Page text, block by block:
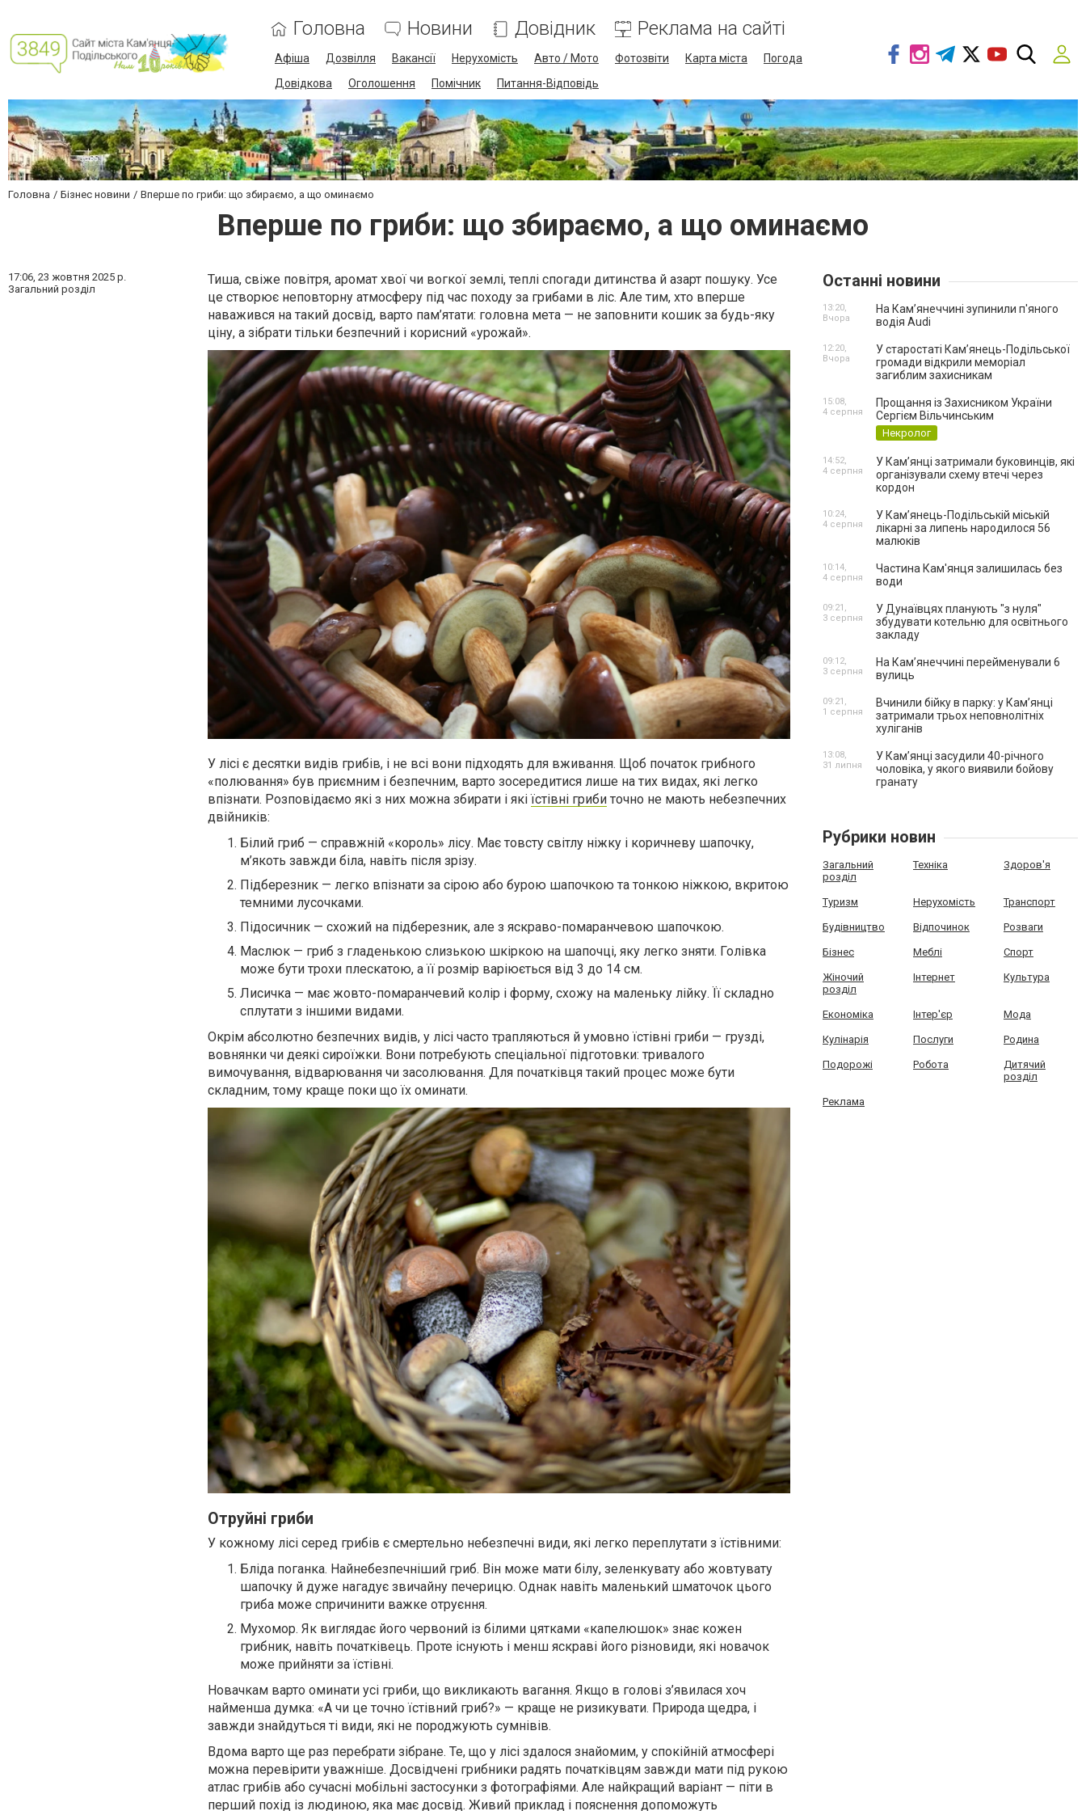
Головна Новини Довідник Реклама на сайті
Афіша Дозвілля Вакансії Нерухомість Авто / Мото Фотозвіти Карта міста
Погода
Довідкова
Оголошення Помічник Питання-Відповідь
Головна Бізнес новини Вперше по гриби: що збираємо, а що оминаємо
Вперше по гриби: що збираємо, а що оминаємо
17:06, 23 жовтня 2025 р.
Загальний розділ
Тиша, свіже повітря, аромат хвої чи вогкої землі, теплі спогади дитинства й азарт пошуку. Усе
це створює неповторну атмосферу під час походу за грибами в ліс. Але тим, хто вперше
наважився на такий досвід, варто пам’ятати: головна мета — не заповнити кошик за будь-яку
ціну, а зібрати тільки безпечний і корисний «урожай».
У лісі є десятки видів грибів, і не всі вони підходять для вживання. Щоб початок грибного
«полювання» був приємним і безпечним, варто зосередитися лише на тих видах, які легко
впізнати. Розповідаємо які з них можна збирати і якіїстівні гриби точно не мають небезпечних
двійників:
Білий гриб — справжній «король» лісу. Має товсту світлу ніжку і коричневу шапочку,
м’якоть завжди біла, навіть після зрізу.
Підберезник — легко впізнати за сірою або бурою шапочкою та тонкою ніжкою, вкритою
темними лусочками.
Підосичник — схожий на підберезник, але з яскраво-помаранчевою шапочкою.
Маслюк — гриб з гладенькою слизькою шкіркою на шапочці, яку легко зняти. Голівка
може бути трохи плескатою, а її розмір варіюється від 3 до 14 см.
Лисичка — має жовто-помаранчевий колір і форму, схожу на маленьку лійку. Її складно
сплутати з іншими видами.
Окрім абсолютно безпечних видів, у лісі часто трапляються й умовно їстівні гриби — грузді,
вовнянки чи деякі сироїжки. Вони потребують спеціальної підготовки: тривалого
вимочування, відварювання чи засолювання. Для початківця такий процес може бути
складним, тому краще поки що їх оминати.
Отруйні гриби
У кожному лісі серед грибів є смертельно небезпечні види, які легко переплутати з їстівними:
Бліда поганка. Найнебезпечніший гриб. Він може мати білу, зеленкувату або жовтувату
шапочку й дуже нагадує звичайну печерицю. Однак навіть маленький шматочок цього
гриба може спричинити важке отруєння.
Мухомор. Як виглядає його червоний із білими цятками «капелюшок» знає кожен
грибник, навіть початківець. Проте існують і менш яскраві його різновиди, які новачок
може прийняти за їстівні.
Новачкам варто оминати усі гриби, що викликають вагання. Якщо в голові з’явилася хоч
найменша думка: «А чи це точно їстівний гриб?» — краще не ризикувати. Природа щедра, і
завжди знайдуться ті види, які не породжують сумнівів.
Вдома варто ще раз перебрати зібране. Те, що у лісі здалося знайомим, у спокійній атмосфері
можна перевірити уважніше. Досвідчені грибники радять початківцям завжди мати під рукою
атлас грибів або сучасні мобільні застосунки з фотографіями. Але найкращий варіант — піти в
перший похід із людиною, яка має досвід. Живий приклад і пояснення допоможуть
Останні новини
На Камʼянеччині зупинили п'яного
водія Audi
13:20,
Вчора
У старостаті Кам’янець-Подільської
громади відкрили меморіал
загиблим захисникам
12:20,
Вчора
Прощання із Захисником України
Сергієм Вільчинським
Некролог
15:08,
4 серпня
У Кам’янці затримали буковинців, які
організували схему втечі через
кордон
14:52,
4 серпня
У Кам’янець-Подільській міській
лікарні за липень народилося 56
малюків
10:24,
4 серпня
Частина Кам'янця залишилась без
води
10:14,
4 серпня
У Дунаївцях планують "з нуля"
збудувати котельню для освітнього
закладу
09:21,
3 серпня
На Камʼянеччині перейменували 6
вулиць
09:12,
3 серпня
Вчинили бійку в парку: у Кам’янці
затримали трьох неповнолітніх
хуліганів
09:21,
1 серпня
У Камʼянці засудили 40-річного
чоловіка, у якого виявили бойову
гранату
13:08,
31 липня
Рубрики новин
Загальний
розділ
Техніка Здоров'я
Туризм Нерухомість Транспорт
Будівництво Відпочинок Розваги
Бізнес Меблі Спорт
Жіночий
розділ
Інтернет Культура
Економіка Інтер'єр Мода
Кулінарія Послуги Родина
Подорожі Робота
Дитячий
розділ
Реклама